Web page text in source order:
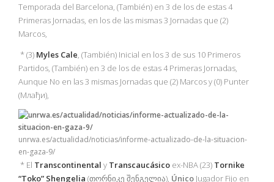
Temporada del Barcelona, (También) en 3 de los de estas 4
Primeras Jornadas, en los de las mismas 3 Jornadas que (2)
Marcos,
* (3) Myles Cale, (También) Inicial en los 3 de sus 10 Primeros
Partidos, (También) en 3 de los de estas 4 Primeras Jornadas,
Aunque No en las 3 mismas Jornadas que (2) Marcos y (0) Punter
(Млађи),
unrwa.es/actualidad/noticias/informe-actualizado-de-la-situacion-
en-gaza-9/
* El Transcontinental y Transcaucásico ex-NBA (23) Tornike
“Toko” Shengelia (თორნიკე შენგელია), Único Jugador Fijo en